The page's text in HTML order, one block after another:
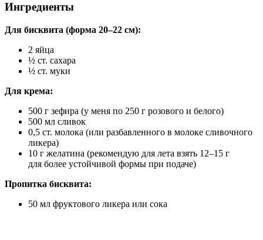
Ингредиенты
Для бисквита (форма 20–22 см):
2 яйца
½ ст. сахара
½ ст. муки
Для крема:
500 г зефира (у меня по 250 г розового и белого)
500 мл сливок
0,5 ст. молока (или разбавленного в молоке сливочного
ликера)
10 г желатина (рекомендую для лета взять 12–15 г
для более устойчивой формы при подаче)
Пропитка бисквита:
50 мл фруктового ликера или сока